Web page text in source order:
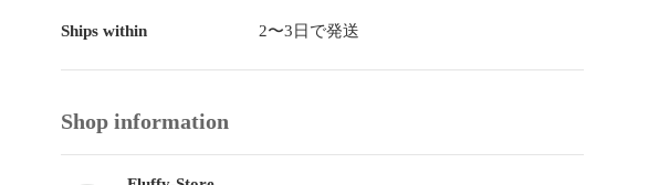
《同業他社の方へ》
している弊社の著作物です。
します。
Ships within 2〜3日で発送
Shop information